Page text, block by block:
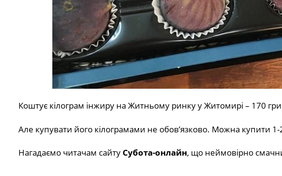
Коштує кілограм інжиру на Житньому ринку у Житомирі – 170
Але купувати його кілограмами не обов’язково. Можна купити
Нагадаємо читачам сайту Субота-онлайн, що неймовірно